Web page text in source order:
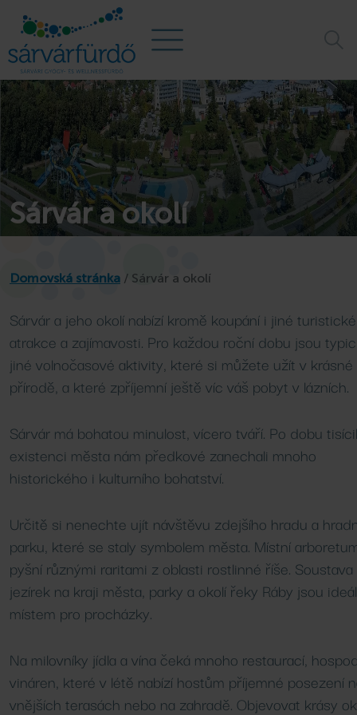
Léčebné lázně
Další
Wellness procedury
Další
Sárvár a okolí
Domovská stránka / Sárvár a okolí
Sárvár a jeho okolí nabízí kromě koupání i jiné turistické
atrakce a zajímavosti. Pro každou roční dobu jsou
jiné volnočasové aktivity, které si můžete užít v krásné
přírodě, a které zpříjemní ještě víc váš pobyt v lázních.
Sárvár má bohatou minulost, vícero tváří. Po dobu
existenci města nám předkové zanechali mnoho
historického i kulturního bohatství.
Určitě si nenechte ujít návštěvu zdejšího hradu a
parku, které se staly symbolem města. Místní
pyšní různými raritami z oblasti rostlinné říše. Soustava
jezírek na kraji města, parky a okolí řeky Ráby jsou
místem pro procházky.
Na milovníky jídla a vína čeká mnoho restaurací,
vináren, které v létě nabízí hostům příjemné posezení
vnějších terasách nebo na zahradě. Objevovat krásy